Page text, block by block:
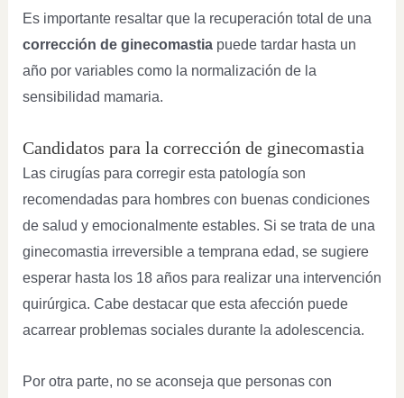
Es importante resaltar que la recuperación total de una
corrección de ginecomastiapuede tardar hasta un
año por variables como la normalización de la
sensibilidad mamaria.
Candidatos para la corrección de ginecomastia
Las cirugías para corregir esta patología son
recomendadas para hombres con buenas condiciones
de salud y emocionalmente estables. Si se trata de una
ginecomastia irreversible a temprana edad, se sugiere
esperar hasta los 18 años para realizar una intervención
quirúrgica. Cabe destacar que esta afección puede
acarrear problemas sociales durante la adolescencia.
Por otra parte, no se aconseja que personas con